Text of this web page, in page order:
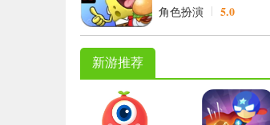
角色扮演 5.0
新游推荐